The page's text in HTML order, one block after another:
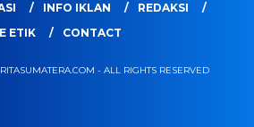
INFO IKLAN
REDAKSI
ETIK
CONTACT
- ALL RIGHTS RESERVED